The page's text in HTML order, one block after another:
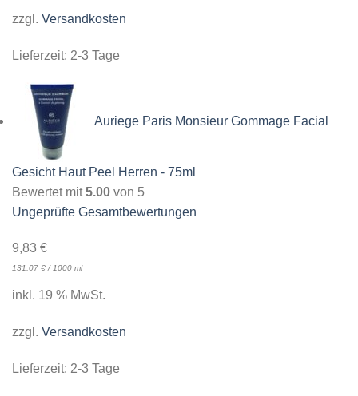
zzgl. Versandkosten
Lieferzeit: 2-3 Tage
Auriege Paris Monsieur Gommage Facial
Gesicht Haut Peel Herren - 75ml
Bewertet mit5.00 von 5
Ungeprüfte Gesamtbewertungen
9,83 €
131,07 €/1000 ml
inkl. 19 % MwSt.
zzgl. Versandkosten
Lieferzeit: 2-3 Tage